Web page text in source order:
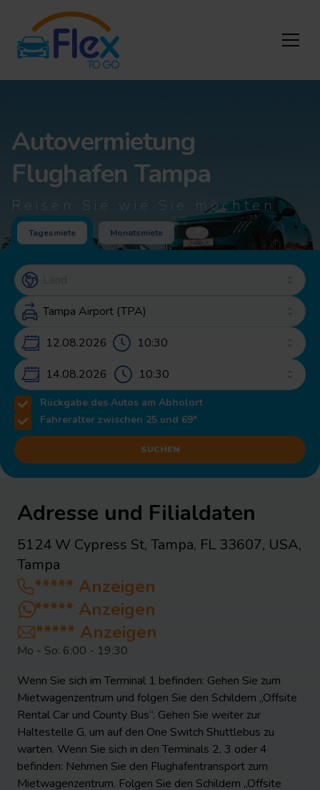
Autovermietung
Flughafen Tampa
Reisen Sie wie Sie möchten
Tagesmiete Monatsmiete
12.08.2026 – 14.08.2026
14.08.2026
Rückgabe des Autos am Abholort
Fahreralter zwischen 25 und 69*
SUCHEN
Adresse und Filialdaten
5124 W Cypress St, Tampa, FL 33607, USA,
Tampa
***** Anzeigen
***** Anzeigen
***** Anzeigen
Mo - So: 6:00 - 19:30
Wenn Sie sich im Terminal 1 befinden: Gehen Sie zum
Mietwagenzentrum und folgen Sie den Schildern „Offsite
Rental Car und County Bus“. Gehen Sie weiter zur
Haltestelle G, um auf den One Switch Shuttlebus zu
warten. Wenn Sie sich in den Terminals 2, 3 oder 4
befinden: Nehmen Sie den Flughafentransport zum
Mietwagenzentrum. Folgen Sie den Schildern „Offsite